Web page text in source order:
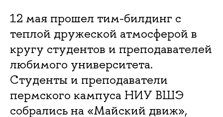
12 мая прошел тим-билдинг с
теплой дружеской атмосферой в
кругу студентов и преподавателей
любимого университета.
Студенты и преподаватели
пермского кампуса НИУ ВШЭ
собрались на «Майский движ»,